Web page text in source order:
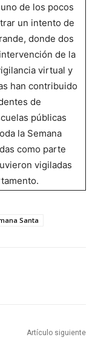
de los pocos
un intento de
donde dos
de la
virtual y
han contribuido
de
públicas
la Semana
como parte
vigiladas
Santa
Artículo siguiente